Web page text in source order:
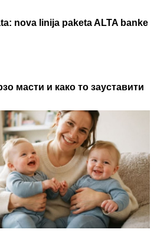
nova linija paketa ALTA banke
масти и како то зауставити